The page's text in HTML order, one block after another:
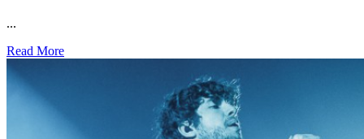
...
Read More